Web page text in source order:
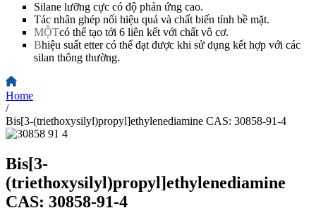
Silane lưỡng cực có độ phản ứng cao.
Tác nhân ghép nối hiệu quả và chất biến tính bề mặt.
MỘTcó thể tạo tới 6 liên kết với chất vô cơ.
Bhiệu suất etter có thể đạt được khi sử dụng kết hợp với các
silan thông thường.
Home
/
Bis[3-(triethoxysilyl)propyl]ethylenediamine CAS: 30858-91-4
Bis[3-
(triethoxysilyl)propyl]ethylenediamine
CAS: 30858-91-4